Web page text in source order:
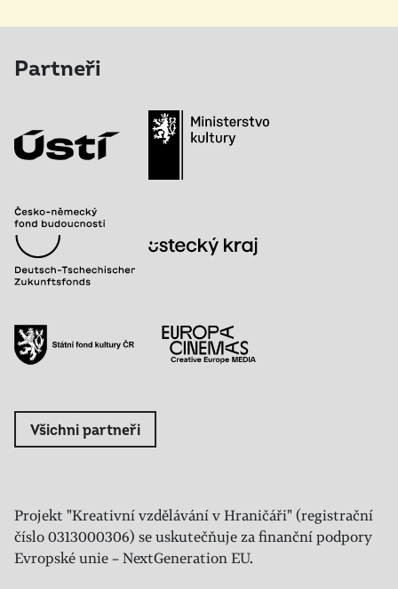
Partneři
Všichni partneři
Projekt "Kreativní vzdělávání v Hraničáři" (registrační
číslo 0313000306) se uskutečňuje za finanční podpory
Evropské unie – NextGeneration EU.